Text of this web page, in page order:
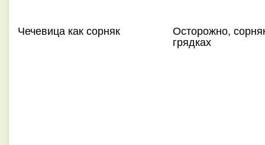
Чечевица как сорняк Осторожно,
грядках